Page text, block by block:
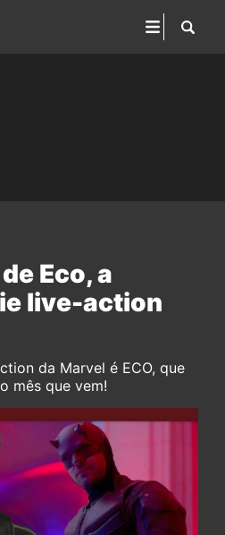
Eco, a
live-action
da Marvel é ECO, que
mês que vem!